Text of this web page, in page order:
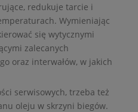
redukuje tarcie i
Wymieniając
się wytycznymi
zalecanych
oraz interwałów, w jakich
serwisowych, trzeba też
oleju w skrzyni biegów.